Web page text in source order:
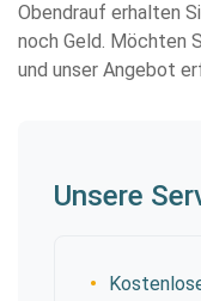
Obendrauf erhalten
noch Geld. Möchten
und unser Angebot
Unsere